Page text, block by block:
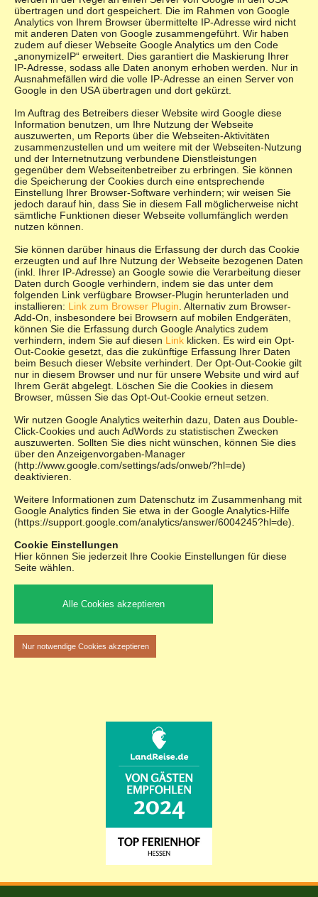
übertragen und dort gespeichert. Die im Rahmen von Google
Analytics von Ihrem Browser übermittelte IP-Adresse wird nicht
mit anderen Daten von Google zusammengeführt. Wir haben
zudem auf dieser Webseite Google Analytics um den Code
„anonymizeIP“ erweitert. Dies garantiert die Maskierung Ihrer
IP-Adresse, sodass alle Daten anonym erhoben werden. Nur in
Ausnahmefällen wird die volle IP-Adresse an einen Server von
Google in den USA übertragen und dort gekürzt.
Im Auftrag des Betreibers dieser Website wird Google diese
Information benutzen, um Ihre Nutzung der Webseite
auszuwerten, um Reports über die Webseiten-Aktivitäten
zusammenzustellen und um weitere mit der Webseiten-Nutzung
und der Internetnutzung verbundene Dienstleistungen
gegenüber dem Webseitenbetreiber zu erbringen. Sie können
die Speicherung der Cookies durch eine entsprechende
Einstellung Ihrer Browser-Software verhindern; wir weisen Sie
jedoch darauf hin, dass Sie in diesem Fall möglicherweise nicht
sämtliche Funktionen dieser Webseite vollumfänglich werden
nutzen können.
Sie können darüber hinaus die Erfassung der durch das Cookie
erzeugten und auf Ihre Nutzung der Webseite bezogenen Daten
(inkl. Ihrer IP-Adresse) an Google sowie die Verarbeitung dieser
Daten durch Google verhindern, indem sie das unter dem
folgenden Link verfügbare Browser-Plugin herunterladen und
installieren: Link zum Browser Plugin . Alternativ zum Browser-
Add-On, insbesondere bei Browsern auf mobilen Endgeräten,
können Sie die Erfassung durch Google Analytics zudem
verhindern, indem Sie auf diesen Link klicken. Es wird ein Opt-
Out-Cookie gesetzt, das die zukünftige Erfassung Ihrer Daten
beim Besuch dieser Website verhindert. Der Opt-Out-Cookie gilt
nur in diesem Browser und nur für unsere Website und wird auf
Ihrem Gerät abgelegt. Löschen Sie die Cookies in diesem
Browser, müssen Sie das Opt-Out-Cookie erneut setzen.
Wir nutzen Google Analytics weiterhin dazu, Daten aus Double-
Click-Cookies und auch AdWords zu statistischen Zwecken
auszuwerten. Sollten Sie dies nicht wünschen, können Sie dies
über den Anzeigenvorgaben-Manager
(http://www.google.com/settings/ads/onweb/?hl=de)
deaktivieren.
Weitere Informationen zum Datenschutz im Zusammenhang mit
Google Analytics finden Sie etwa in der Google Analytics-Hilfe
(https://support.google.com/analytics/answer/6004245?hl=de).
Cookie Einstellungen
Hier können Sie jederzeit Ihre Cookie Einstellungen für diese
Seite wählen.
Alle Cookies akzeptieren
Nur notwendige Cookies akzeptieren